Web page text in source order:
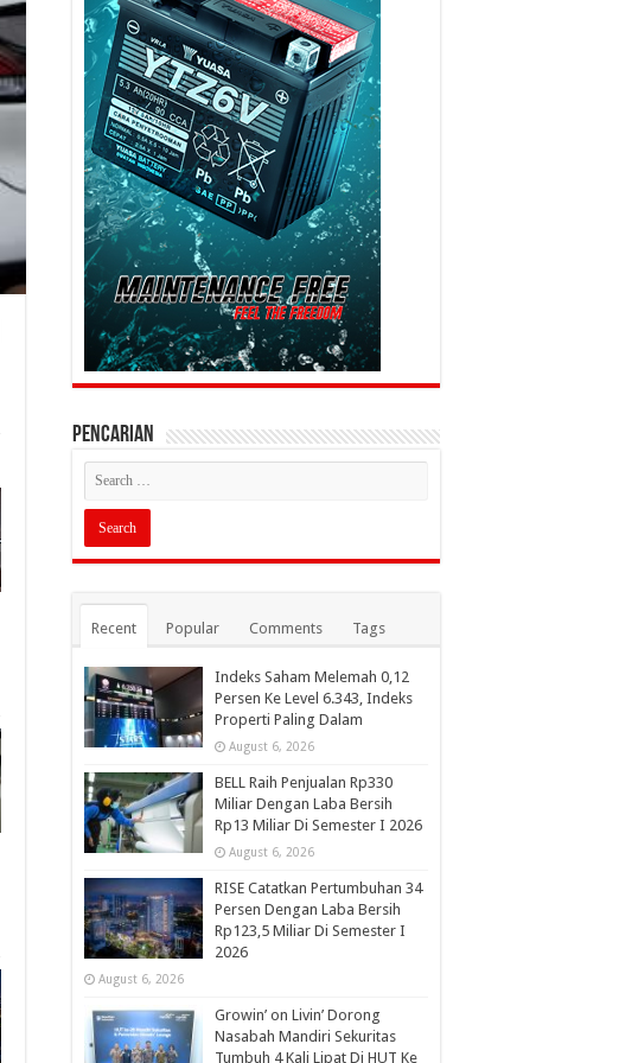
PENCARIAN
Recent Popular Comments Tags
Indeks Saham Melemah 0,12
Persen Ke Level 6.343, Indeks
Properti Paling Dalam
August 6, 2026
BELL Raih Penjualan Rp330
Miliar Dengan Laba Bersih
Rp13 Miliar Di Semester I 2026
August 6, 2026
RISE Catatkan Pertumbuhan 34
Persen Dengan Laba Bersih
Rp123,5 Miliar Di Semester I
2026
August 6, 2026
Growin’ on Livin’ Dorong
Nasabah Mandiri Sekuritas
Tumbuh 4 Kali Lipat Di HUT Ke